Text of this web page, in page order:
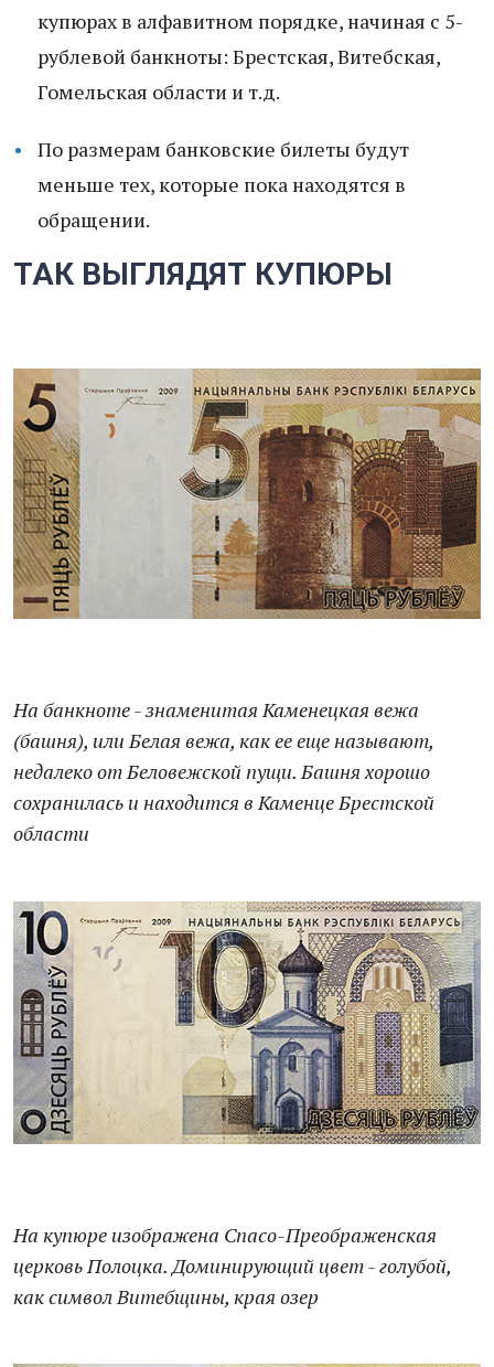
купюрах в алфавитном порядке, начиная с 5-
рублевой банкноты: Брестская, Витебская,
Гомельская области и т.д.
По размерам банковские билеты будут
меньше тех, которые пока находятся в
обращении.
ТАК ВЫГЛЯДЯТ КУПЮРЫ
На банкноте - знаменитая Каменецкая вежа
(башня), или Белая вежа, как ее еще называют,
недалеко от Беловежской пущи. Башня хорошо
сохранилась и находится в Каменце Брестской
области
На купюре изображена Спасо-Преображенская
церковь Полоцка. Доминирующий цвет - голубой,
как символ Витебщины, края озер